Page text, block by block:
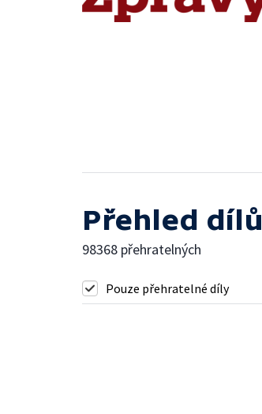
Přehled dílů
98368 přehratelných
Pouze přehratelné díly